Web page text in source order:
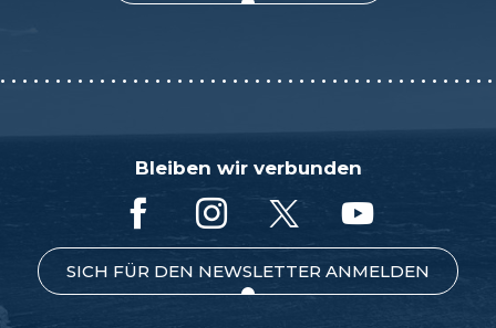
Bleiben wir verbunden
SICH FÜR DEN NEWSLETTER ANMELDEN